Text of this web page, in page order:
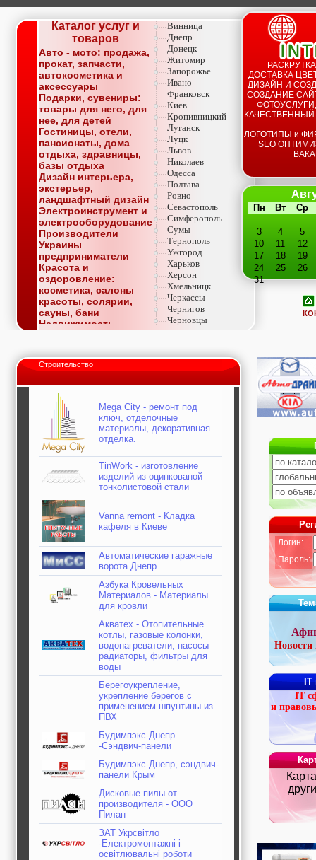
Каталог услуг и
товаров
Авто - мото: продажа,
прокат, запчасти,
автокосметика и
аксессуары
Подарки, сувениры:
товары для него, для
нее, для детей
Гостиницы, отели,
пансионаты, дома
отдыха, здравницы,
базы отдыха
Дизайн интерьера,
экстерьер,
ландшафтный дизайн
Электроинструмент и
электрооборудование
Производители
Украины
предприниматели
Красота и
оздоровление:
косметика, салоны
красоты, солярии,
сауны, бани
Недвижимость,
Окна, стекло,
витражи, входные
светопразрачные
фасады
Образование и наука,
курсы, обучение,
тренинги, семинары,
повышение
квалификации
Промышленное
оборудование:
заводы, предприятия,
фабрики, легкая
промышленность,
металлургия
Развлечения и
активный отдых:
спортклубы, фитнес,
бильярд, боулинг,
кино, спорттовары,
экстим
Строительство и
ремонт: проектные
строительные и
отделочные
строительные
машины и техника,
коммуникаций
Туризм, отдых,
путешествия,
авиакомпании, ж/д
перевозки,
пансионаты, отели,
гостинницы
Трудоустройство,
кадровые агентства,
крюининг
Программирование
Винница
Днепр
Донецк
Житомир
Запорожье
Ивано-
Франковск
Киев
Кропивницкий
Луганск
Луцк
Львов
Николаев
Одесса
Полтава
Ровно
Севастополь
Симферополь
Сумы
Тернополь
Ужгород
Харьков
Херсон
Хмельницк
Черкассы
Чернигов
Черновцы
ДОСТАВКА
ДИЗАЙН И
СОЗДАНИЕ
ЛОГОТИПЫ и
SEO
Пн Вт Ср
3 4
5
10
11
12
17
18
19
24
25
26
31
Строительство
Mega City - ремонт под
ключ, отделочные
материалы, декоративная
отделка.
TinWork - изготовление
изделий из оцинкованой
тонколистовой стали
Vanna remont - Кладка
кафеля в Киеве
Автоматические гаражные
ворота Днепр
Азбука Кровельных
Материалов - Материалы
для кровли
Акватех - Отопительные
котлы, газовые колонки,
водонагреватели, насосы
радиаторы, фильтры для
воды
Берегоукрепление,
укрепление берегов с
применением шпунтины из
ПВХ
Будимпэкс-Днепр
-Сэндвич-панели
Будимпэкс-Днепр, сэндвич-
панели Крым
Дисковые пилы от
производителя - ООО
Пилан
ЗАТ Укрсвітло
-Електромонтажні і
освітлювальні роботи
Логин:
Пароль:
Новости
IT
IT
и